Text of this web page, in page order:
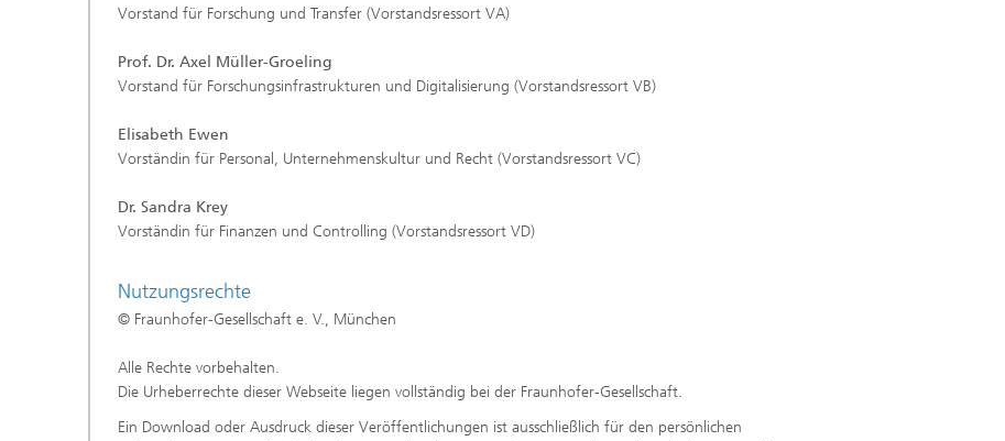
Vorstand für Forschung und Transfer (Vorstandsressort VA)
Prof. Dr. Axel Müller-Groeling
Vorstand für Forschungsinfrastrukturen und Digitalisierung (Vorstandsressort VB)
Elisabeth Ewen
Vorständin für Personal, Unternehmenskultur und Recht (Vorstandsressort VC)
Dr. Sandra Krey
Vorständin für Finanzen und Controlling (Vorstandsressort VD)
Nutzungsrechte
© Fraunhofer-Gesellschaft e. V., München
Alle Rechte vorbehalten.
Die Urheberrechte dieser Webseite liegen vollständig bei der Fraunhofer-Gesellschaft.
Ein Download oder Ausdruck dieser Veröffentlichungen ist ausschließlich für den persönlichen